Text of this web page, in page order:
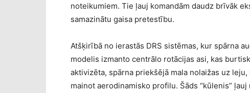
noteikumiem. Tie ļauj komandām daudz brīvāk
samazinātu gaisa pretestību.
Atšķirībā no ierastās DRS sistēmas, kur spārna
modelis izmanto centrālo rotācijas asi, kas
aktivizēta, spārna priekšējā mala nolaižas uz
mainot aerodinamisko profilu. Šāds “kūlenis”